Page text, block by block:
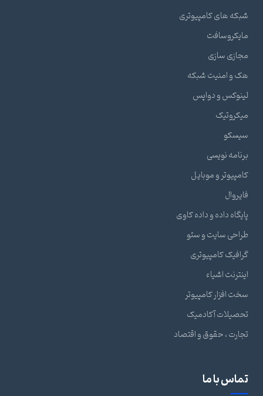
شبکه های کامپیوتری
مایکروسافت
مجازی سازی
هک و امنیت شبکه
لینوکس و دواپس
میکروتیک
سیسکو
برنامه نویسی
کامپیوتر و موبایل
فایروال
پایگاه داده و داده کاوی
طراحی سایت و سئو
گرافیک کامپیوتری
اینترنت اشیاء
سخت افزار کامپیوتر
تحصیلات آکادمیک
تجارت ، حقوق و اقتصاد
تماس با ما